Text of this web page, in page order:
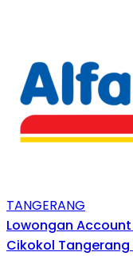
TANGERANG
Lowongan
Cikokol Tangerang